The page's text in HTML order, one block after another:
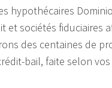
hypothécaires
et sociétés fiduciaires
des centaines de
bail, faite selon vos